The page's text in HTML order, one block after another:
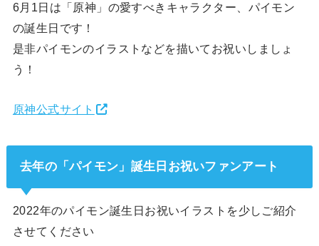
6月1日は「原神」の愛すべきキャラクター、パイモン
の誕生日です！
是非パイモンのイラストなどを描いてお祝いしましょ
う！
原神公式サイト
去年の「パイモン」誕生日お祝いファンアート
2022年のパイモン誕生日お祝いイラストを少しご紹介
させてください